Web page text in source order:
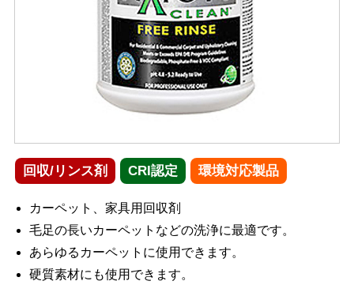
回収/リンス剤 CRI認定 環境対応製品
カーペット、家具用回収剤
毛足の長いカーペットなどの洗浄に最適です。
あらゆるカーペットに使用できます。
硬質素材にも使用できます。